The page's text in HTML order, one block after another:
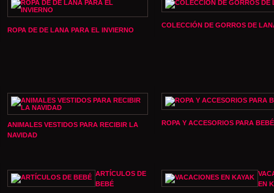
ROPA DE DE LANA PARA EL INVIERNO
COLECCIÓN DE GORROS DE
ANIMALES VESTIDOS PARA RECIBIR LA
NAVIDAD
ROPA Y ACCESORIOS PARA BEBÉ
ARTÍCULOS DE
BEBÉ
EN